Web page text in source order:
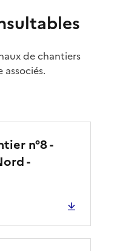
de chantiers
n°8 -
-